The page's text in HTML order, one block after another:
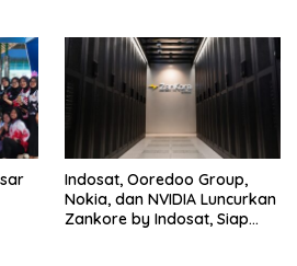
Indosat, Ooredoo Group,
Nokia, dan NVIDIA Luncurkan
Zankore by Indosat, Siap